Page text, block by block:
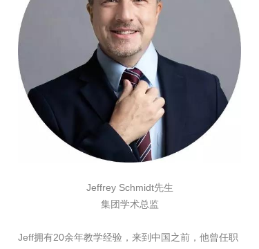
Jeffrey Schmidt先生
集团学术总监
Jeff拥有20余年教学经验，来到中国之前，他曾任职